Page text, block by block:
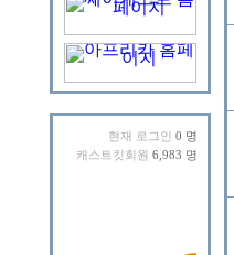
현재 로그인 0 명
캐스트킷회원 6,983 명